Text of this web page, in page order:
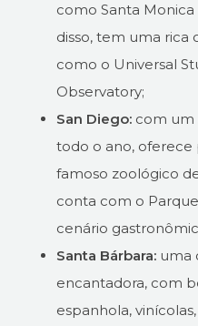
como Santa
disso, tem uma
como o Universal
Observatory;
San Diego: com um
todo o ano, oferece
famoso zoológico
conta com o
cenário
Santa Bárbara: uma
encantadora, com
espanhola,